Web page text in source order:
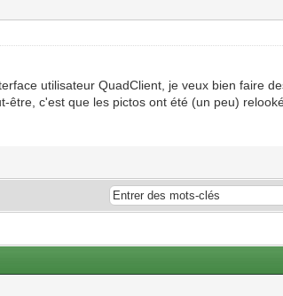
utilisateur QuadClient, je veux bien faire
c'est que les pictos ont été (un peu)